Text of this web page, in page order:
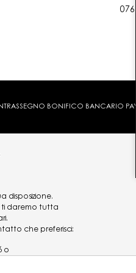
BONIFICO BANCARIO
disposizione.
ti daremo tutta
che preferisci:
o